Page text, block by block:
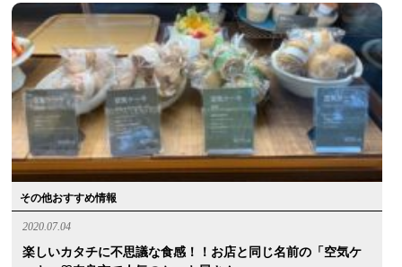
その他おすすめ情報
2020.07.04
楽しいカタチに不思議な食感！！お店と同じ名前の「空気ケ